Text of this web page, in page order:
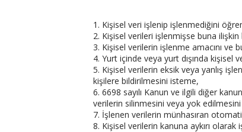
1. Kişisel veri işlenip işlenmediğini
2. Kişisel verileri işlenmişse buna
3. Kişisel verilerin işlenme amacını ve
4. Yurt içinde veya yurt dışında kişisel
5. Kişisel verilerin eksik veya yanlış
kişilere bildirilmesini isteme,
6. 6698 sayılı Kanun ve ilgili diğer
verilerin silinmesini veya yok
7. İşlenen verilerin münhasıran
8. Kişisel verilerin kanuna aykırı